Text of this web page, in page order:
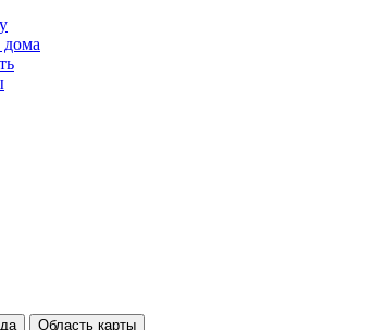
дома
Область карты